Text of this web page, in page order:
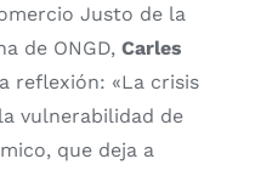
Justo de la
de ONGD, Carles
reflexión: «La crisis
vulnerabilidad de
que deja a